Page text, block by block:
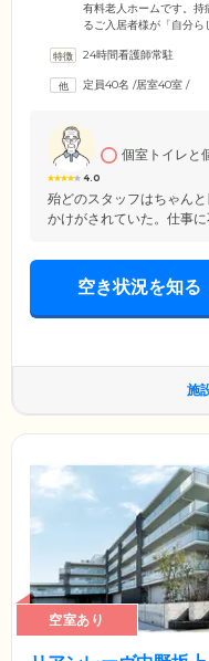
有料老人ホームです。持
るご入居者様が「自分ら
に合わせたリハビリプロ
「おいかわ内科在宅クリ
24時間看護師常駐
定員40名 /居室40室 /
4.0
個室トイレと
殆どのスタッフはちゃん
かけがされていた。仕事
空き状況を知る
施
空室あり